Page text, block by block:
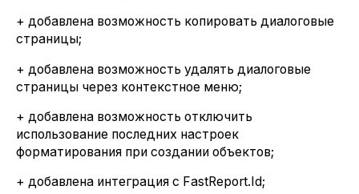
+ добавлена возможность копировать диалоговые
страницы;
+ добавлена возможность удалять диалоговые
страницы через контекстное меню;
+ добавлена возможность отключить
использование последних настроек
форматирования при создании объектов;
+ добавлена интеграция с FastReport.Id;